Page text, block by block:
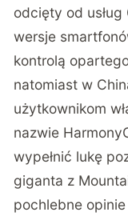
odcięty od
wersje
kontrolą
natomiast w
użytkownikom
nazwie
wypełnić lukę
giganta z
pochlebne